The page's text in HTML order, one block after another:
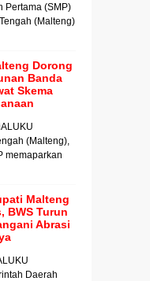
Pertama (SMP)
(Malteng)
Dorong
Banda
Skema
(Malteng),
memaparkan
Malteng
BWS Turun
Abrasi
Daerah